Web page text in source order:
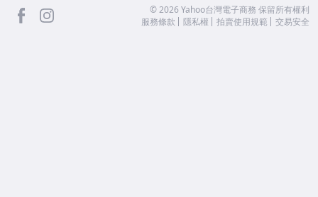
facebook ©2026 Yahoo台灣電子商務 保留所有權利
服務條款
隱私權 拍賣使用規範 交易安全